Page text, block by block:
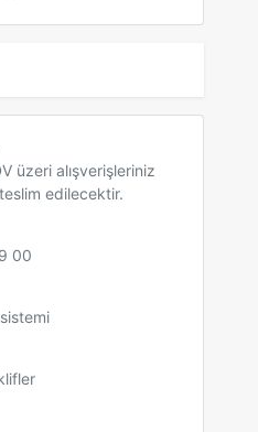
üzeri alışverişleriniz
edilecektir.
00